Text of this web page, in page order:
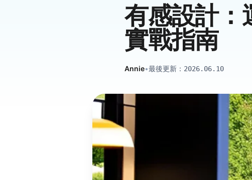
有感設計：
實戰指南
Annie•最後更新： 2026.06.10